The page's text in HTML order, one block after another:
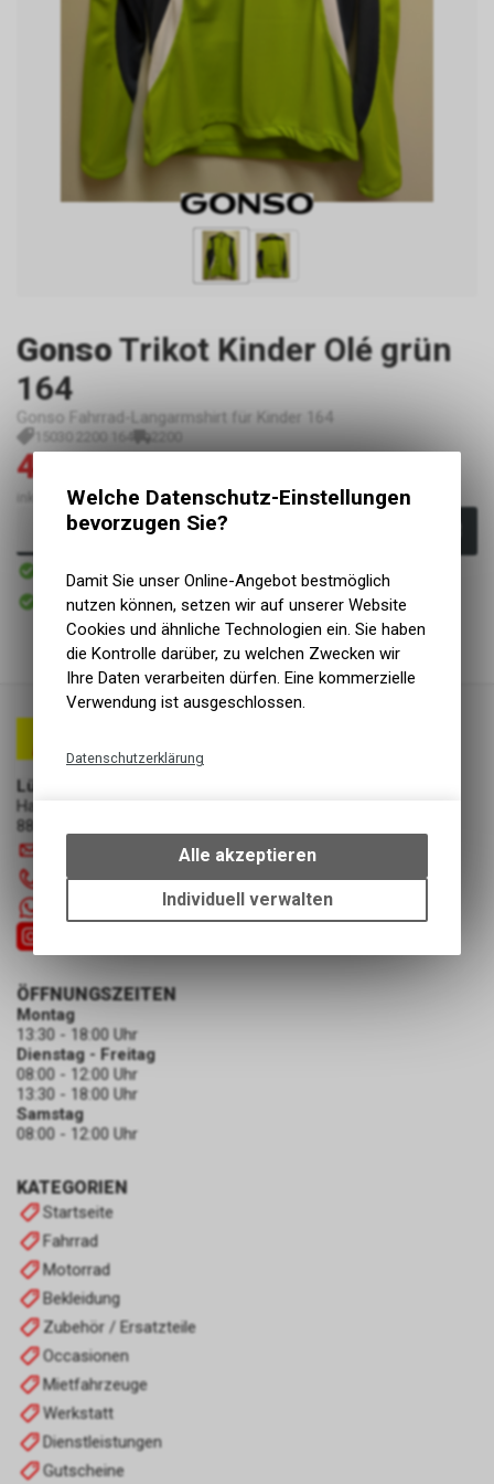
GonsoTrikot Kinder Olé grün
164
Gonso Fahrrad-Langarmshirt für Kinder 164
15030 2200 164 2200
44.00
inkl. MwSt., zzgl.Versandkosten
In den Warenkorb
Versand
Abholung Lüscher Motor- & Bike World
Lüscher Motor- & Bike World
Hauptstrasse 29a
8867 Niederurnen
055 610 31 31
KATEGORIEN
Startseite
Fahrrad
Motorrad
Bekleidung
Zubehör / Ersatzteile
Occasionen
Mietfahrzeuge
Werkstatt
Dienstleistungen
Gutscheine
ÖFFNUNGSZEITEN
Montag
13:30 - 18:00 Uhr
Dienstag - Freitag
08:00 - 12:00 Uhr
13:30 - 18:00 Uhr
Samstag
08:00 - 12:00 Uhr
Welche Datenschutz-Einstellungen
bevorzugen Sie?
Damit Sie unser Online-Angebot bestmöglich
nutzen können, setzen wir auf unserer Website
Cookies und ähnliche Technologien ein. Sie haben
die Kontrolle darüber, zu welchen Zwecken wir
Ihre Daten verarbeiten dürfen. Eine kommerzielle
Verwendung ist ausgeschlossen.
Datenschutzerklärung
bestimmte Interaktionen und
Einstellungen auf Ihrem Gerät,
um die grundlegenden
Funktionen unseres Online-
Alle akzeptieren
Individuell verwalten